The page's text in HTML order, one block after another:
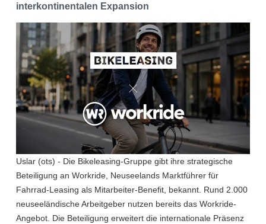
interkontinentalen Expansion
Uslar (ots) - Die Bikeleasing-Gruppe gibt ihre strategische
Beteiligung an Workride, Neuseelands Marktführer für
Fahrrad-Leasing als Mitarbeiter-Benefit, bekannt. Rund 2.000
neuseeländische Arbeitgeber nutzen bereits das Workride-
Angebot. Die Beteiligung erweitert die internationale Präsenz